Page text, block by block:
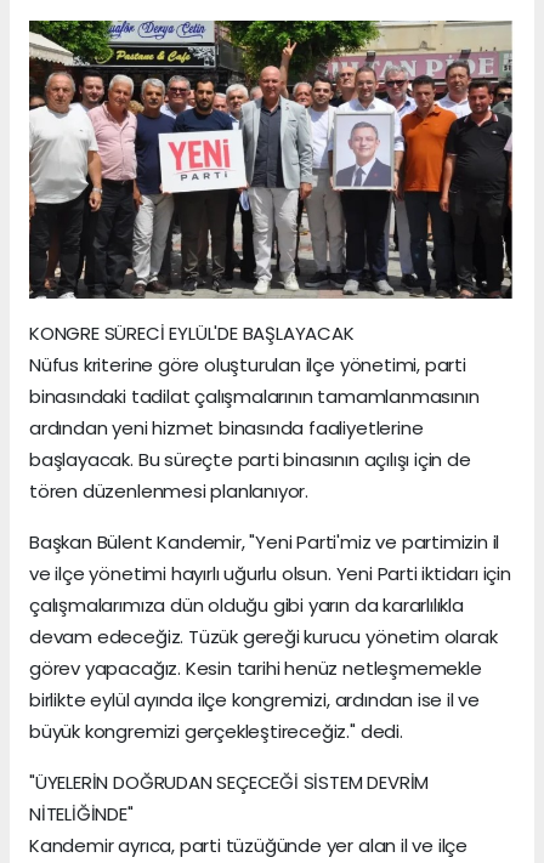
KONGRE SÜRECİ EYLÜL'DE BAŞLAYACAK
Nüfus kriterine göre oluşturulan ilçe yönetimi, parti
binasındaki tadilat çalışmalarının tamamlanmasının
ardından yeni hizmet binasında faaliyetlerine
başlayacak. Bu süreçte parti binasının açılışı için de
tören düzenlenmesi planlanıyor.
Başkan Bülent Kandemir, "Yeni Parti'miz ve partimizin il
ve ilçe yönetimi hayırlı uğurlu olsun. Yeni Parti iktidarı için
çalışmalarımıza dün olduğu gibi yarın da kararlılıkla
devam edeceğiz. Tüzük gereği kurucu yönetim olarak
görev yapacağız. Kesin tarihi henüz netleşmemekle
birlikte eylül ayında ilçe kongremizi, ardından ise il ve
büyük kongremizi gerçekleştireceğiz." dedi.
"ÜYELERİN DOĞRUDAN SEÇECEĞİ SİSTEM DEVRİM
NİTELİĞİNDE"
Kandemir ayrıca, parti tüzüğünde yer alan il ve ilçe